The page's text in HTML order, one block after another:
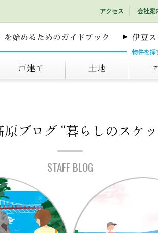
アクセス 会社案
原ブログ “暮らしのスケ
STAFF BLOG